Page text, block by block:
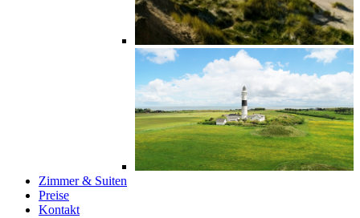
Zimmer & Suiten
Preise
Kontakt